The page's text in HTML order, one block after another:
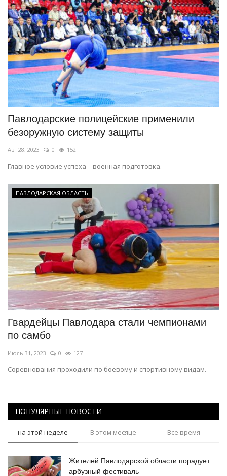
Павлодарские полицейские применили
безоружную систему защиты
Авг 28, 2023 0 152
Главное условие успеха – военная подготовка.
ПАВЛОДАРСКАЯ ОБЛАСТЬ
Гвардейцы Павлодара стали чемпионами
по самбо
Июль 31, 2023 0 127
Соревнования проходили по боевому и спортивному видам.
ПОПУЛЯРНЫЕ НОВОСТИ
на этой неделе В этом месяце Все время
Жителей Павлодарской области порадует
арбузный фестиваль